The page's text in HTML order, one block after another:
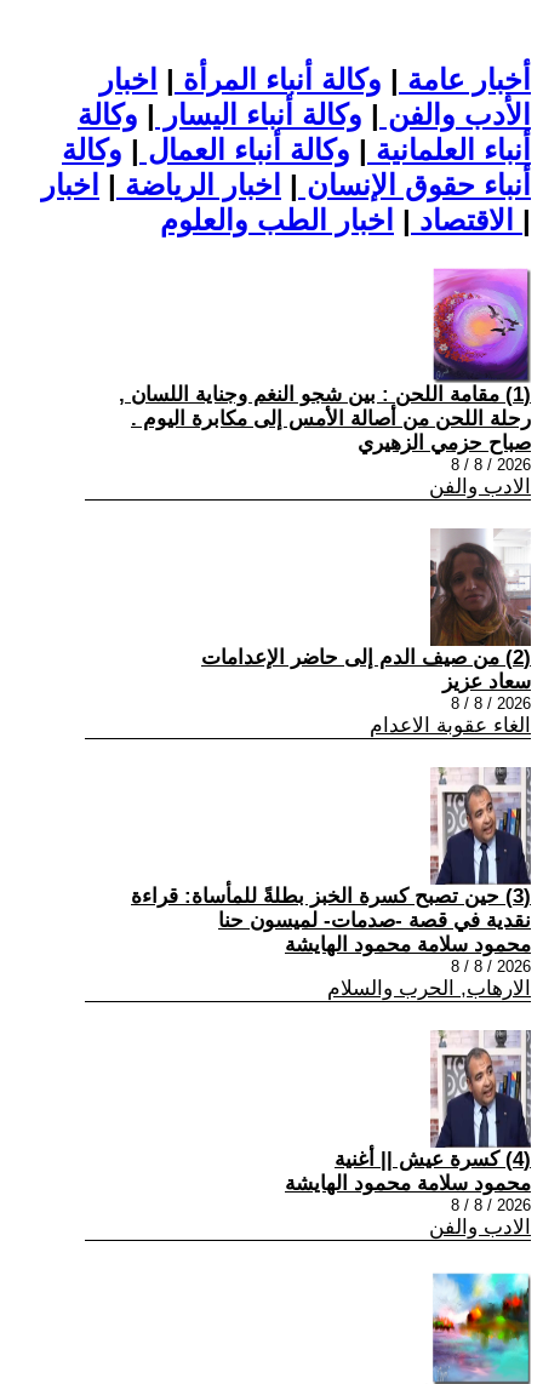
أخبار عامة | وكالة أنباء المرأة | اخبار
الأدب والفن | وكالة أنباء اليسار | وكالة
أنباء العلمانية | وكالة أنباء العمال | وكالة
أنباء حقوق الإنسان | اخبار الرياضة | اخبار
الاقتصاد | |
(1) مقامة اللحن : بين شجو النغم وجناية اللسان ,
رحلة اللحن من أصالة الأمس إلى مكابرة اليوم .
صباح حزمي الزهيري
2026 / 8 / 8
الادب والفن
(2) من صيف الدم إلى حاضر الإعدامات
سعاد عزيز
2026 / 8 / 8
الغاء عقوبة الاعدام
(3) حين تصبح كسرة الخبز بطلةً للمأساة: قراءة
نقدية في قصة -صدمات- لميسون حنا
محمود سلامة محمود الهايشة
2026 / 8 / 8
الارهاب, الحرب والسلام
(4) كسرة عيش || أغنية
محمود سلامة محمود الهايشة
2026 / 8 / 8
الادب والفن